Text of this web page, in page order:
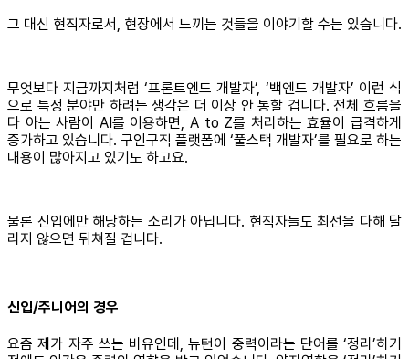
그 대신 현직자로서, 현장에서 느끼는 것들을 이야기할 수는 있습니다.
무엇보다 지금까지처럼 ‘프론트엔드 개발자’, ‘백엔드 개발자’ 이런 식
으로 특정 분야만 하려는 생각은 더 이상 안 통할 겁니다. 전체 흐름을
다 아는 사람이 AI를 이용하면, A to Z를 처리하는 효율이 급격하게
증가하고 있습니다. 구인구직 플랫폼에 ‘풀스택 개발자’를 필요로 하는
내용이 많아지고 있기도 하고요.
물론 신입에만 해당하는 소리가 아닙니다. 현직자들도 최선을 다해 달
리지 않으면 뒤쳐질 겁니다.
신입/주니어의 경우
요즘 제가 자주 쓰는 비유인데, 뉴턴이 중력이라는 단어를 ‘정리’하기